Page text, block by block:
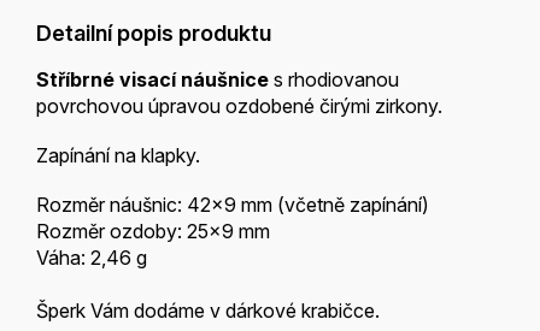
Detailní popis produktu
Stříbrné visací náušnice s rhodiovanou
povrchovou úpravou ozdobené čirými zirkony.
Zapínání na klapky.
Rozměr náušnic: 42x9 mm (včetně zapínání)
Rozměr ozdoby: 25x9 mm
Váha: 2,46 g
Šperk Vám dodáme v dárkové krabičce.